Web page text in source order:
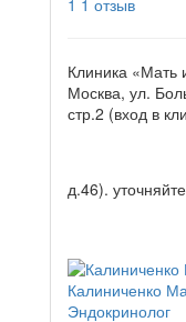
Клиника «Мать
Москва, ул.
стр.2 (вход в
д.46). уточняйте
Калиниченко
Эндокринолог